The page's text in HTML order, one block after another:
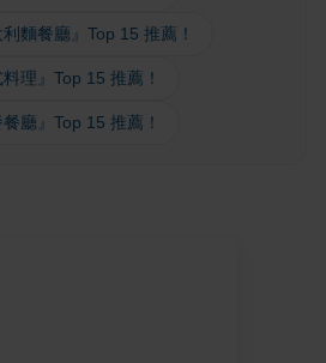
麵餐廳』Top 15 推薦！
理』Top 15 推薦！
廳』Top 15 推薦！